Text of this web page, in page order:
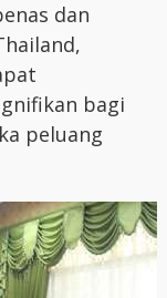
dan
bagi
peluang